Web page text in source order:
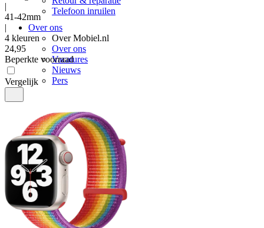
Telefoon inruilen
Over ons
Over Mobiel.nl
Over ons
Vacatures
Nieuws
Pers
|
41-42mm
|
4 kleuren
24,95
Beperkte voorraad
Vergelijk